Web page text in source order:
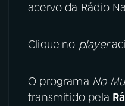
YouTube
acervo da Rádio
Clique no player
O programa No
transmitido pela